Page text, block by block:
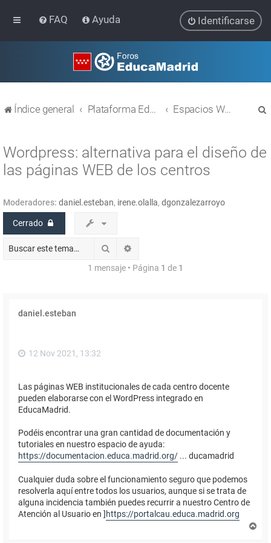
FAQ Ayuda Identificarse
Índice general Plataforma Educativa EducaMadrid Espacios WEB con Wordpress
Wordpress: alternativa para el diseño de
las páginas WEB de los centros
Moderadores: daniel.esteban, irene.olalla, dgonzalezarroyo
Cerrado
Buscar
1 mensaje • Página 1 de 1
daniel.esteban
12 Nov 2021, 13:32
Las páginas WEB institucionales de cada centro docente
pueden elaborarse con el WordPress integrado en
EducaMadrid.
Podéis encontrar una gran cantidad de documentación y
tutoriales en nuestro espacio de ayuda:
https://documentacion.educa.madrid.org/ ... ducamadrid
Cualquier duda sobre el funcionamiento seguro que podemos
resolverla aquí entre todos los usuarios, aunque si se trata de
alguna incidencia también puedes recurrir a nuestro Centro de
Atención al Usuario en ] https://portalcau.educa.madrid.org